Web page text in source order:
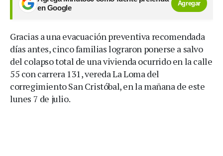
en Google
Agregar
Gracias a una evacuación preventiva recomendada
días antes, cinco familias lograron ponerse a salvo
del colapso total de una vivienda ocurrido en la calle
55 con carrera 131, vereda La Loma del
corregimiento San Cristóbal, en la mañana de este
lunes 7 de julio.